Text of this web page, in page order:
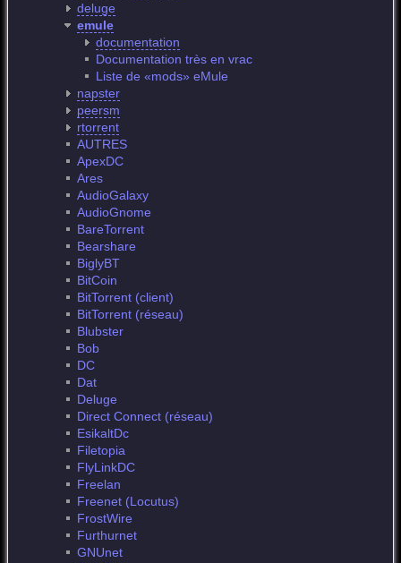
deluge
emule
documentation
Documentation très en vrac
Liste de «mods» eMule
napster
peersm
rtorrent
AUTRES
ApexDC
Ares
AudioGalaxy
AudioGnome
BareTorrent
Bearshare
BiglyBT
BitCoin
BitTorrent (client)
BitTorrent (réseau)
Blubster
Bob
DC
Dat
Deluge
Direct Connect (réseau)
EsikaltDc
Filetopia
FlyLinkDC
Freelan
Freenet (Locutus)
FrostWire
Furthurnet
GNUnet